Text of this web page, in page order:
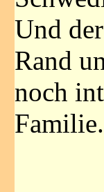
Und
Rand
noch
Familie.